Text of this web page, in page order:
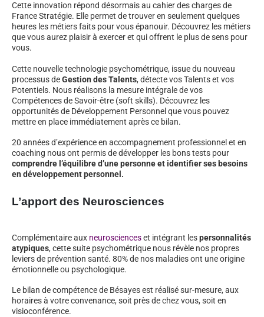
Cette innovation répond désormais au cahier des charges de
France Stratégie. Elle permet de trouver en seulement quelques
heures les métiers faits pour vous épanouir. Découvrez les métiers
que vous aurez plaisir à exercer et qui offrent le plus de sens pour
vous.
Cette nouvelle technologie psychométrique, issue du nouveau
processus deGestion des Talents, détecte vos Talents et vos
Potentiels. Nous réalisons la mesure intégrale de vos
Compétences de Savoir-être (soft skills). Découvrez les
opportunités de Développement Personnel que vous pouvez
mettre en place immédiatement après ce bilan.
20 années d’expérience en accompagnement professionnel et en
coaching nous ont permis de développer les bons tests pour
comprendre l’équilibre d’une personne et identifier ses besoins
en développement personnel.
L’apport des Neurosciences
Complémentaire aux neuroscienceset intégrant lespersonnalités
atypiques, cette suite psychométrique nous révèle nos propres
leviers de prévention santé. 80% de nos maladies ont une origine
émotionnelle ou psychologique.
Le bilan de compétence de Bésayes est réalisé sur-mesure, aux
horaires à votre convenance, soit près de chez vous, soit en
visioconférence.